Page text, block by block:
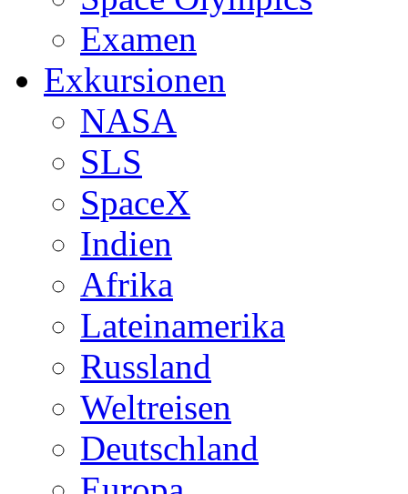
Examen
Exkursionen
NASA
SLS
SpaceX
Indien
Afrika
Lateinamerika
Russland
Weltreisen
Deutschland